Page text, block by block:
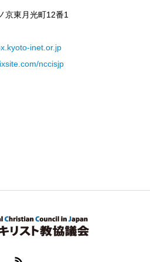
京東月光町12番1
inet.or.jp
nccisjp